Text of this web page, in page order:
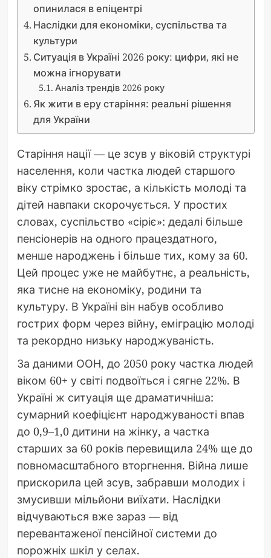
опинилася в епіцентрі
Наслідки для економіки, суспільства та
культури
Ситуація в Україні 2026 року: цифри, які не
можна ігнорувати
Аналіз трендів 2026 року
Як жити в еру старіння: реальні рішення
для України
Старіння нації — це зсув у віковій структурі
населення, коли частка людей старшого
віку стрімко зростає, а кількість молоді та
дітей навпаки скорочується. У простих
словах, суспільство «сіріє»: дедалі більше
пенсіонерів на одного працездатного,
менше народжень і більше тих, кому за 60.
Цей процес уже не майбутнє, а реальність,
яка тисне на економіку, родини та
культуру. В Україні він набув особливо
гострих форм через війну, еміграцію молоді
та рекордно низьку народжуваність.
За даними ООН, до 2050 року частка людей
віком 60+ у світі подвоїться і сягне 22%. В
Україні ж ситуація ще драматичніша:
сумарний коефіцієнт народжуваності впав
до 0,9–1,0 дитини на жінку, а частка
старших за 60 років перевищила 24% ще до
повномасштабного вторгнення. Війна лише
прискорила цей зсув, забравши молодих і
змусивши мільйони виїхати. Наслідки
відчуваються вже зараз — від
перевантаженої пенсійної системи до
порожніх шкіл у селах.